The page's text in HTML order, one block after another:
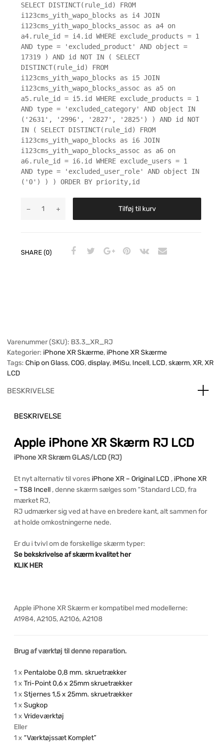
SELECT DISTINCT(rule_id) FROM
i123cms_yith_wapo_blocks as i4 JOIN
i123cms_yith_wapo_blocks_assoc as a4 on
a4.rule_id = i4.id WHERE exclude_products = 1
AND type = 'excluded_product' AND object =
17319 ) AND id NOT IN ( SELECT
DISTINCT(rule_id) FROM
i123cms_yith_wapo_blocks as i5 JOIN
i123cms_yith_wapo_blocks_assoc as a5 on
a5.rule_id = i5.id WHERE exclude_products = 1
AND type = 'excluded_category' AND object IN
('2631', '2996', '2827', '2825') ) AND id NOT
IN ( SELECT DISTINCT(rule_id) FROM
i123cms_yith_wapo_blocks as i6 JOIN
i123cms_yith_wapo_blocks_assoc as a6 on
a6.rule_id = i6.id WHERE exclude_users = 1
AND type = 'excluded_user_role' AND object IN
('0') ) ) ORDER BY priority,id
Tilføj til kurv
SHARE (0)
Varenummer (SKU): B3.3_XR_RJ
Kategorier: iPhone XR Skærme, iPhone XR Skærme
Tags: Chip on Glass,COG,display, iMiSu, Incell, LCD,skærm,XR,XR
LCD
BESKRIVELSE
BESKRIVELSE
Apple iPhone XR Skærm RJ LCD
iPhone XR Skræm GLAS/LCD (RJ)
Et nyt alternativ til vores iPhone XR – Original LCD , iPhone XR
– TS8 Incell, denne skærm sælges som “Standard LCD, fra
mærket RJ,
RJ udmærker sig ved at have en bredere kant, alt sammen for
at holde omkostningerne nede.
Er du i tvivl om de forskellige skærm typer:
Se bekskrivelse af skærm kvalitet her
KLIK HER
Apple iPhone XR Skærm er kompatibel med modellerne:
A1984, A2105, A2106, A2108
Brug af værktøj til denne reparation.
1 x Pentalobe 0,8 mm. skruetrækker
1 x Tri-Point 0,6 x 25mm skruetrækker
1 x Stjernes 1,5 x 25mm. skruetrækker
1 x Sugkop
1 x Vrideværktøj
Eller
1 x “Værktøjssæt Komplet”